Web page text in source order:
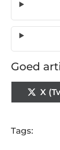
Goed
X
Tags: